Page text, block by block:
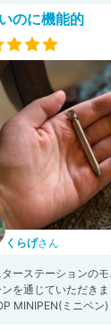
のに機能的
くらげさん
ーステーションの
を通じていただき
MINIPEN(ミニペン)